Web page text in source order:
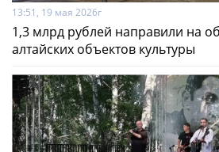
13:51, 19 мая 2026г
1,3 млрд рублей направили на
алтайских объектов культуры